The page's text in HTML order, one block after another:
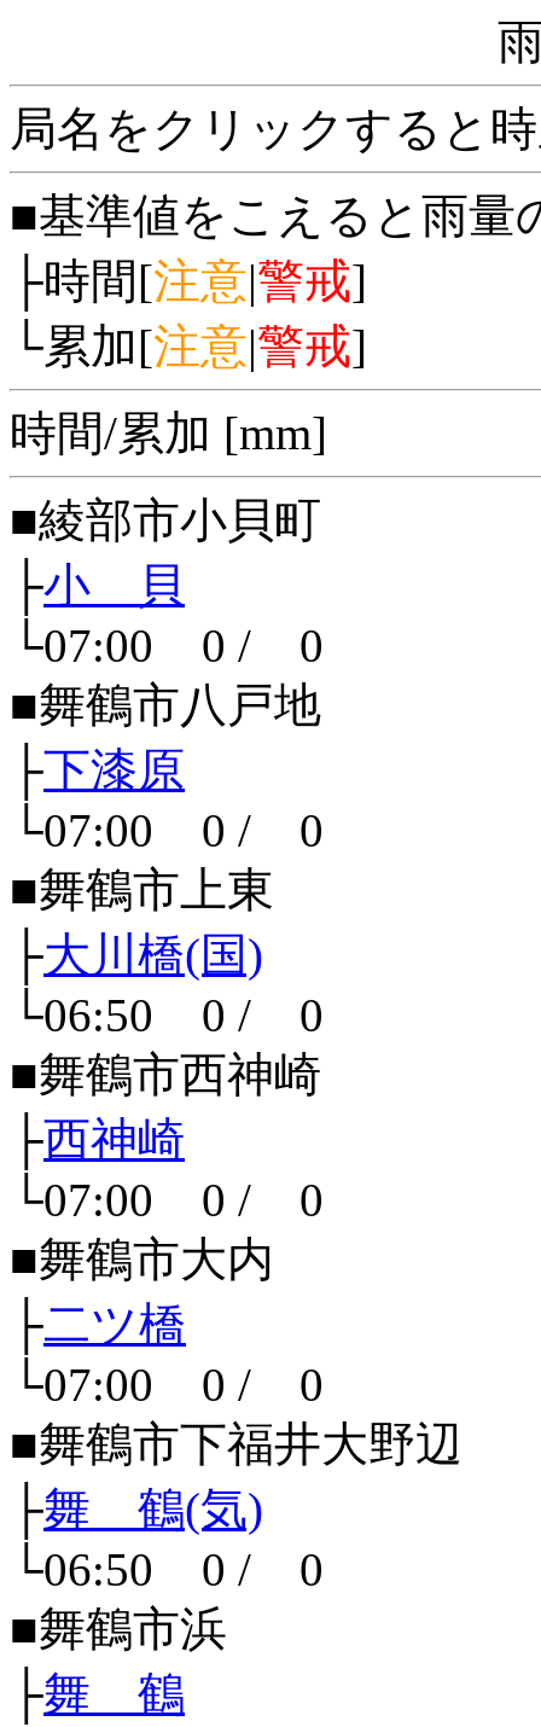
局名をクリックすると
■基準値をこえると雨量
├時間[注意|警戒]
└累加[注意|警戒]
時間/累加 [mm]
■綾部市小貝町
├小 貝
└07:00 0 / 0
■舞鶴市八戸地
├下漆原
└07:00 0 / 0
■舞鶴市上東
├大川橋(国)
└06:50 0 / 0
■舞鶴市西神崎
├西神崎
└07:00 0 / 0
■舞鶴市大内
├二ツ橋
└07:00 0 / 0
■舞鶴市下福井大野辺
├舞 鶴(気)
└06:50 0 / 0
■舞鶴市浜
├舞 鶴